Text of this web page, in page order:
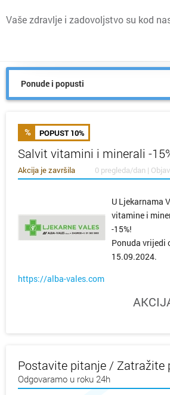
Vaše zdravlje i zadovoljstvo su kod
Ponude i popusti
POPUST 10%
Salvit vitamini i minerali -
Akcija je završila 0 pregleda/dan |
U Ljekarnama
vitamine i
-15%!
Ponuda vrijedi
15.09.2024.
https://alba-vales.com
Postavite pitanje / Zatražite
Odgovaramo u roku 24h